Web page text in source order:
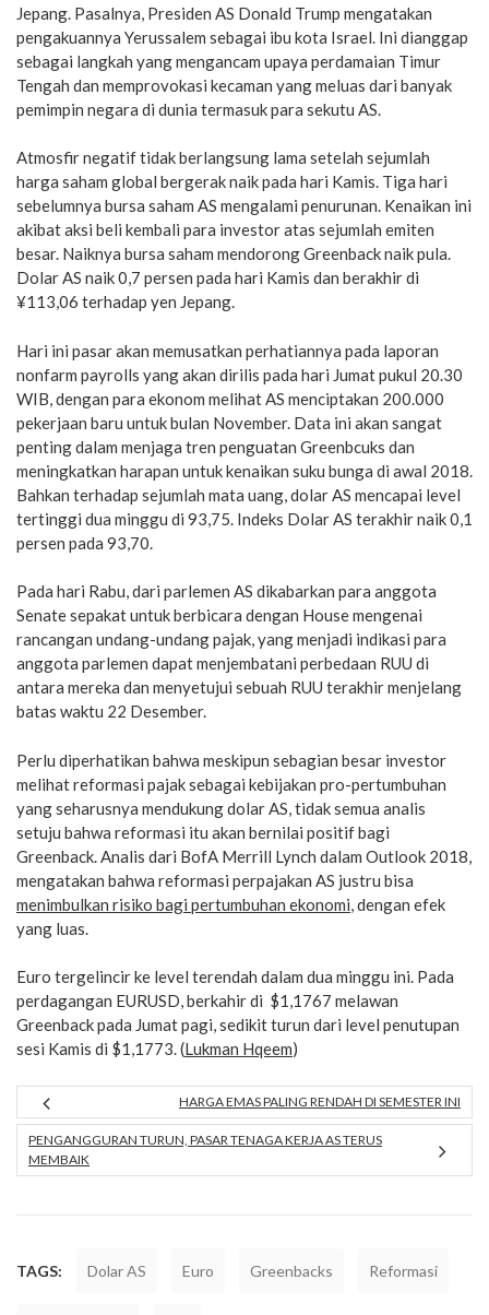
Jepang. Pasalnya, Presiden AS Donald Trump mengatakan
pengakuannya Yerussalem sebagai ibu kota Israel. Ini dianggap
sebagai langkah yang mengancam upaya perdamaian Timur
Tengah dan memprovokasi kecaman yang meluas dari banyak
pemimpin negara di dunia termasuk para sekutu AS.
Atmosfir negatif tidak berlangsung lama setelah sejumlah
harga saham global bergerak naik pada hari Kamis. Tiga hari
sebelumnya bursa saham AS mengalami penurunan. Kenaikan ini
akibat aksi beli kembali para investor atas sejumlah emiten
besar. Naiknya bursa saham mendorong Greenback naik pula.
Dolar AS naik 0,7 persen pada hari Kamis dan berakhir di
¥113,06 terhadap yen Jepang.
Hari ini pasar akan memusatkan perhatiannya pada laporan
nonfarm payrolls yang akan dirilis pada hari Jumat pukul 20.30
WIB, dengan para ekonom melihat AS menciptakan 200.000
pekerjaan baru untuk bulan November. Data ini akan sangat
penting dalam menjaga tren penguatan Greenbcuks dan
meningkatkan harapan untuk kenaikan suku bunga di awal 2018.
Bahkan terhadap sejumlah mata uang, dolar AS mencapai level
tertinggi dua minggu di 93,75. Indeks Dolar AS terakhir naik 0,1
persen pada 93,70.
Pada hari Rabu, dari parlemen AS dikabarkan para anggota
Senate sepakat untuk berbicara dengan House mengenai
rancangan undang-undang pajak, yang menjadi indikasi para
anggota parlemen dapat menjembatani perbedaan RUU di
antara mereka dan menyetujui sebuah RUU terakhir menjelang
batas waktu 22 Desember.
Perlu diperhatikan bahwa meskipun sebagian besar investor
melihat reformasi pajak sebagai kebijakan pro-pertumbuhan
yang seharusnya mendukung dolar AS, tidak semua analis
setuju bahwa reformasi itu akan bernilai positif bagi
Greenback. Analis dari BofA Merrill Lynch dalam Outlook 2018,
mengatakan bahwa reformasi perpajakan AS justru bisa
menimbulkan risiko bagi pertumbuhan ekonomi , dengan efek
yang luas.
Euro tergelincir ke level terendah dalam dua minggu ini. Pada
perdagangan EURUSD, berkahir di $1,1767 melawan
Greenback pada Jumat pagi, sedikit turun dari level penutupan
sesi Kamis di $1,1773. (Lukman Hqeem)
HARGA EMAS PALING RENDAH DI SEMESTER INI
PENGANGGURAN TURUN, PASAR TENAGA KERJA AS TERUS
MEMBAIK
TAGS: Dolar AS Euro Greenbacks Reformasi